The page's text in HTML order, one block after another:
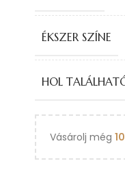
ÉKSZER SZÍNE
HOL
Vásárolj még